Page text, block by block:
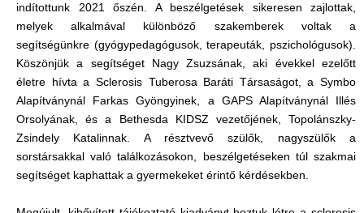
indítottunk 2021 őszén. A beszélgetések sikeresen zajlottak,
melyek alkalmával különböző szakemberek voltak a
segítségünkre (gyógypedagógusok, terapeuták, pszichológusok).
Köszönjük a segítséget Nagy Zsuzsának, aki évekkel ezelőtt
életre hívta a Sclerosis Tuberosa Baráti Társaságot, a Symbo
Alapítványnál Farkas Gyöngyinek, a GAPS Alapítványnál Illés
Orsolyának, és a Bethesda KIDSZ vezetőjének, Topolánszky-
Zsindely Katalinnak. A résztvevő szülők, nagyszülők a
sorstársakkal való találkozásokon, beszélgetéseken túl szakmai
segítséget kaphattak a gyermekeket érintő kérdésekben.